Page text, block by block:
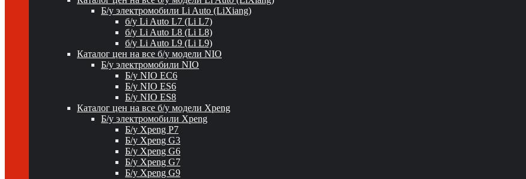
Б/у электромобили Li Auto (LiXiang)
б/у Li Auto L7 (Li L7)
б/у Li Auto L8 (Li L8)
б/у Li Auto L9 (Li L9)
Каталог цен на все б/у модели NIO
Б/у электромобили NIO
Б/у NIO EC6
Б/у NIO ES6
Б/у NIO ES8
Каталог цен на все б/у модели Xpeng
Б/у электромобили Xpeng
Б/у Xpeng P7
Б/у Xpeng G3
Б/у Xpeng G6
Б/у Xpeng G7
Б/у Xpeng G9